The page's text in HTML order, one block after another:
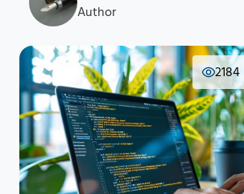
Author
2184